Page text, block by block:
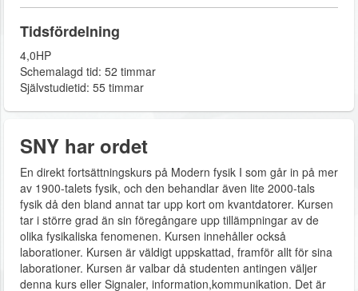
Tidsfördelning
4,0HP
Schemalagd tid: 52 timmar
Självstudietid: 55 timmar
SNY har ordet
En direkt fortsättningskurs på Modern fysik I som går in på mer
av 1900-talets fysik, och den behandlar även lite 2000-tals
fysik då den bland annat tar upp kort om kvantdatorer. Kursen
tar i större grad än sin föregångare upp tillämpningar av de
olika fysikaliska fenomenen. Kursen innehåller också
laborationer. Kursen är väldigt uppskattad, framför allt för sina
laborationer. Kursen är valbar då studenten antingen väljer
denna kurs eller Signaler, information,kommunikation. Det är